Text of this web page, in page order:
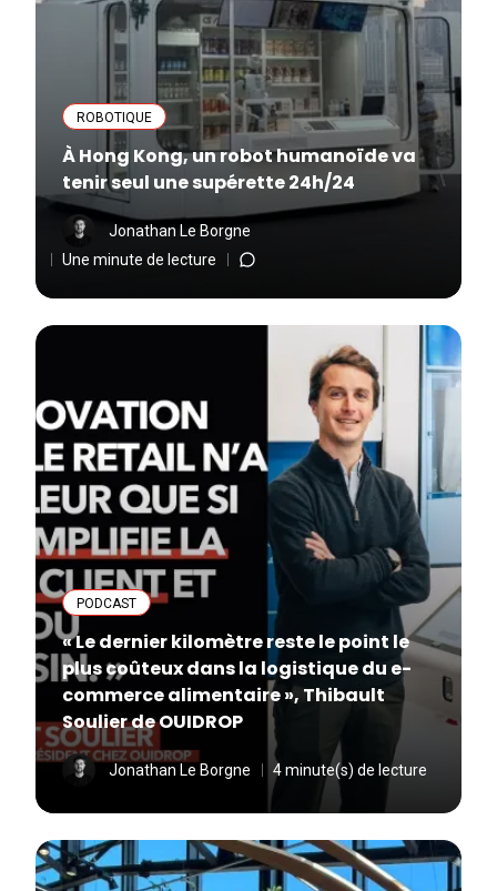
ROBOTIQUE
À Hong Kong, un robot humanoïde va
tenir seul une supérette 24h/24
Jonathan Le Borgne
Une minute de lecture
PODCAST
« Le dernier kilomètre reste le point le
plus coûteux dans la logistique du e-
commerce alimentaire », Thibault
Soulier de OUIDROP
Jonathan Le Borgne 4 minute(s) de lecture